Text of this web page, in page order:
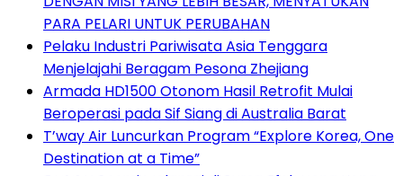
PARA PELARI UNTUK PERUBAHAN
Pelaku Industri Pariwisata Asia Tenggara
Menjelajahi Beragam Pesona Zhejiang
Armada HD1500 Otonom Hasil Retrofit Mulai
Beroperasi pada Sif Siang di Australia Barat
T’way Air Luncurkan Program “Explore Korea, One
Destination at a Time”